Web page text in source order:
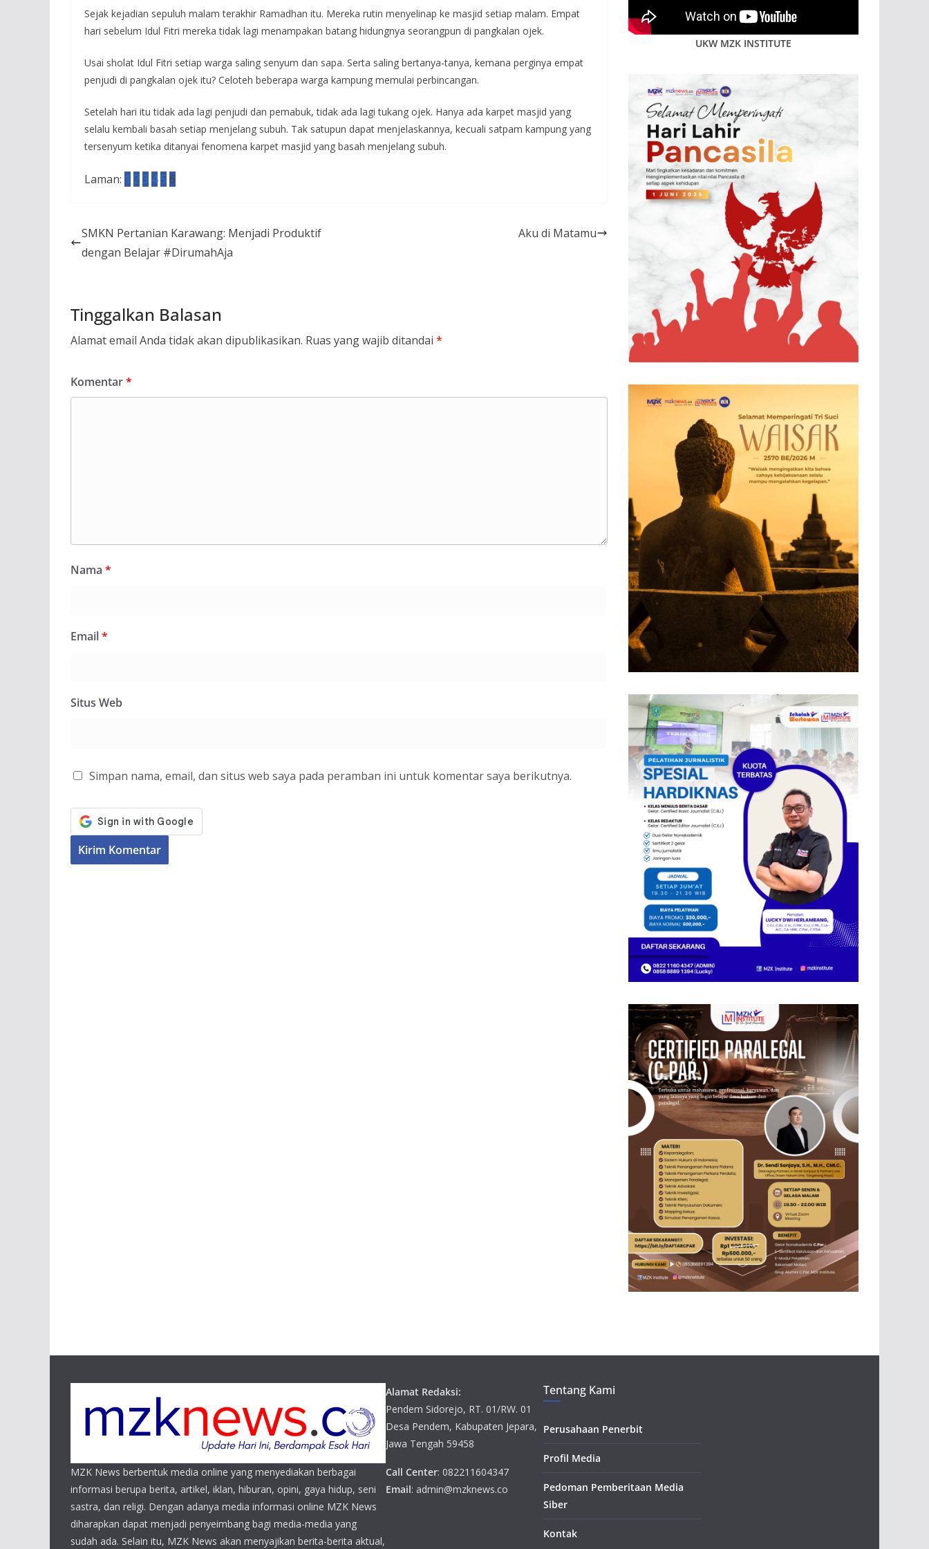
Sejak kejadian sepuluh malam terakhir Ramadhan itu. Mereka rutin menyelinap ke masjid setiap malam. Empat
hari sebelum Idul Fitri mereka tidak lagi menampakan batang hidungnya seorangpun di pangkalan ojek.
Usai sholat Idul Fitri setiap warga saling senyum dan sapa. Serta saling bertanya-tanya, kemana perginya empat
penjudi di pangkalan ojek itu? Celoteh beberapa warga kampung memulai perbincangan.
Setelah hari itu tidak ada lagi penjudi dan pemabuk, tidak ada lagi tukang ojek. Hanya ada karpet masjid yang
selalu kembali basah setiap menjelang subuh. Tak satupun dapat menjelaskannya, kecuali satpam kampung yang
tersenyum ketika ditanyai fenomena karpet masjid yang basah menjelang subuh.
Laman: 1 2 3 4 5 6
SMKN Pertanian Karawang: Menjadi Produktif
dengan Belajar #DirumahAja
Aku di Matamu
Tinggalkan Balasan
Alamat email Anda tidak akan dipublikasikan. Ruas yang wajib ditandai *
Komentar*
Nama *
Email*
Situs Web
Simpan nama, email, dan situs web saya pada peramban ini untuk komentar saya berikutnya.
UKW MZK INSTITUTE
MZK News berbentuk media online yang menyediakan berbagai
informasi berupa berita, artikel, iklan, hiburan, opini, gaya hidup, seni
sastra, dan religi. Dengan adanya media informasi online MZK News
diharapkan dapat menjadi penyeimbang bagi media-media yang
sudah ada. Selain itu, MZK News akan menyajikan berita-berita aktual,
Alamat Redaksi:
Pendem Sidorejo, RT. 01/RW. 01
Desa Pendem, Kabupaten Jepara,
Jawa Tengah 59458
Call Center: 082211604347
Email: admin@mzknews.co
Tentang Kami
Perusahaan Penerbit
Profil Media
Pedoman Pemberitaan Media
Siber
Kontak